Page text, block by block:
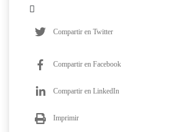
Compartir en Twitter
Compartir en Facebook
Compartir en LinkedIn
Imprimir